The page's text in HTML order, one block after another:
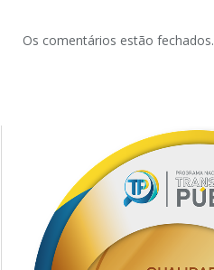
Os comentários estão fechados.